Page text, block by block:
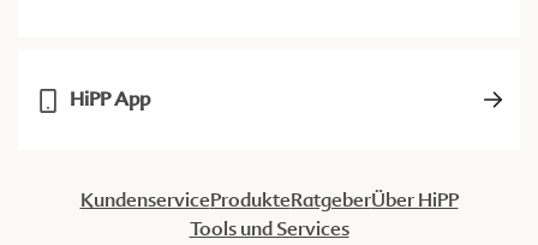
HiPP App
KundenserviceProdukteRatgeberÜber HiPP
Tools und Services